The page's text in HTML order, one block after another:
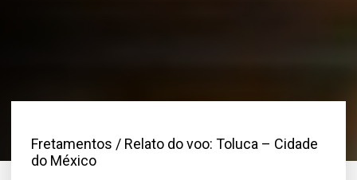
Fretamentos / Relato do voo: Toluca – Cidade
do México